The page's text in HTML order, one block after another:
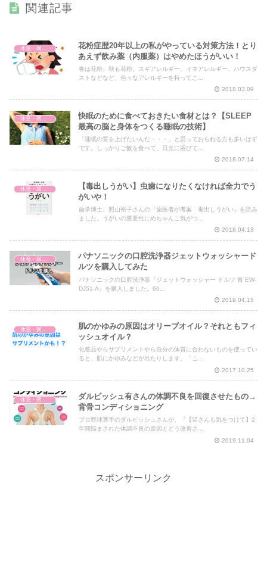
関連記事
花粉症歴20年以上の私がやっている対策方法！とり
あえず飲み薬（内服薬）はやめたほうがいい！
春は花粉、秋も花粉。スギアレルギー、イネアレルギー、ハウスダ
ストなどなど、色々なアレルギーを持ってこ...
2018.03.09
快眠のために食べておきたい食材とは？【SLEEP
最高の脳と身体をつくる睡眠の技術】
「睡眠の質を上げたいんだ・・・」と思っておられる方も多いはず
です。しっかりご飯を食べて、日光に浴びて...
2018.07.14
【毒出しうがい】虫歯になりたくなければ全力でう
がいや！
歯学博士、照山裕子さんの『歯医者が考案 毒出しうがい』を読み
ました。うがいの重要性にめちゃんこ気がつ...
2018.04.13
パナソニックの口腔洗浄器ジェットウォッシャード
ルツを購入してみた
パナソニックの口腔洗浄器『ジェットウォッシャー ドルツ 青 EW-
DJ51-A』を購入しました。60...
2019.04.15
肌のかゆみの原因はオリーブオイル？それともフィ
ッシュオイル？
化粧品やらサプリメントやら自分の体質に合わないものを使ってい
ると、肌にかゆみなどが出たりします。「こ...
2017.10.25
ダルビッシュ有さんの体調不良を回復させたもの→
背骨コンディショニング
プロ野球選手のダルビッシュさんが、『【皆さんも気をつけて】2
年間悩まされた体調不良の原因とどう改善さ...
2019.11.04
スポンサーリンク